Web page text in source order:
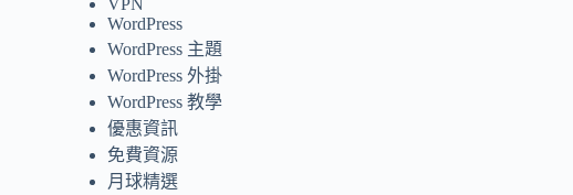
WordPress
WordPress 主題
WordPress 外掛
WordPress 教學
優惠資訊
免費資源
月球精選